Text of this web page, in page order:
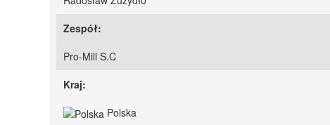
Zespół:
Pro-Mill S.C
Kraj:
Polska